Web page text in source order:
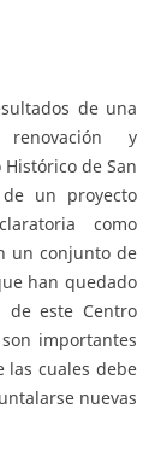
de una
y
de San
un proyecto
como
un conjunto de
han quedado
este Centro
importantes
las cuales debe
nuevas